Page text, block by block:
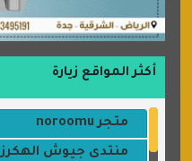
أكثر المواقع زيارة
متجر noroomu
منتدى جيوش الهكرز